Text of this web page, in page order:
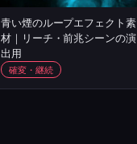
青い煙のループエフェクト素
材｜リーチ・前兆シーンの演
出用
確変・継続